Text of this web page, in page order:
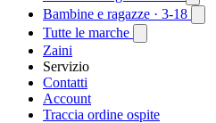
Bambine e ragazze · 3-18
Tutte le marche
Zaini
Servizio
Contatti
Account
Traccia ordine ospite